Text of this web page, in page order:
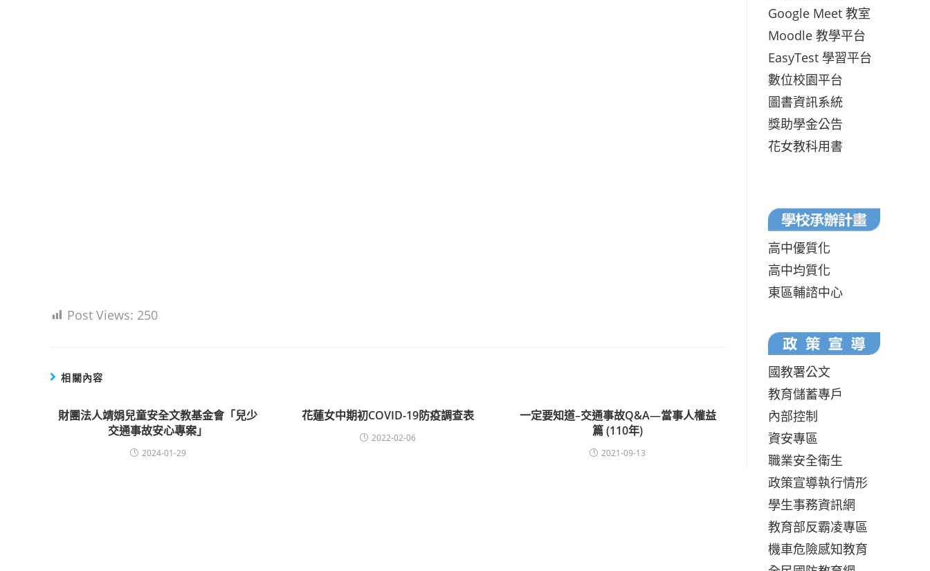
Post Views: 250
相關內容
財團法人靖娟兒童安全文教基金會「兒少
交通事故安心專案」
2024-01-29
花蓮女中期初COVID-19防疫調查表
2022-02-06
一定要知道–交通事故Q&A—當事人權益
篇 (110年)
2021-09-13
Google Meet 教室
Moodle 教學平台
EasyTest 學習平台
數位校園平台
圖書資訊系統
獎助學金公告
花女教科用書
高中優質化
高中均質化
東區輔諮中心
國教署公文
教育儲蓄專戶
內部控制
資安專區
職業安全衛生
政策宣導執行情形
學生事務資訊網
教育部反霸凌專區
機車危險感知教育